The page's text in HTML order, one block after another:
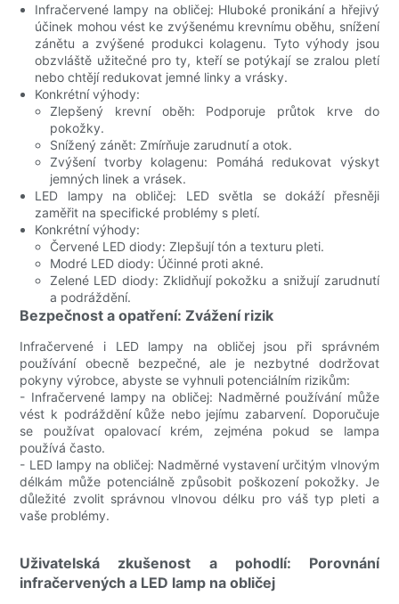
Infračervené lampy na obličej: Hluboké pronikání a hřejivý
účinek mohou vést ke zvýšenému krevnímu oběhu, snížení
zánětu a zvýšené produkci kolagenu. Tyto výhody jsou
obzvláště užitečné pro ty, kteří se potýkají se zralou pletí
nebo chtějí redukovat jemné linky a vrásky.
Konkrétní výhody:
Zlepšený krevní oběh: Podporuje průtok krve do
pokožky.
Snížený zánět: Zmírňuje zarudnutí a otok.
Zvýšení tvorby kolagenu: Pomáhá redukovat výskyt
jemných linek a vrásek.
LED lampy na obličej: LED světla se dokáží přesněji
zaměřit na specifické problémy s pletí.
Konkrétní výhody:
Červené LED diody: Zlepšují tón a texturu pleti.
Modré LED diody: Účinné proti akné.
Zelené LED diody: Zklidňují pokožku a snižují zarudnutí
a podráždění.
Bezpečnost a opatření: Zvážení rizik
Infračervené i LED lampy na obličej jsou při správném
používání obecně bezpečné, ale je nezbytné dodržovat
pokyny výrobce, abyste se vyhnuli potenciálním rizikům:
- Infračervené lampy na obličej: Nadměrné používání může
vést k podráždění kůže nebo jejímu zabarvení. Doporučuje
se používat opalovací krém, zejména pokud se lampa
používá často.
- LED lampy na obličej: Nadměrné vystavení určitým vlnovým
délkám může potenciálně způsobit poškození pokožky. Je
důležité zvolit správnou vlnovou délku pro váš typ pleti a
vaše problémy.
Uživatelská zkušenost a pohodlí: Porovnání
infračervených a LED lamp na obličej